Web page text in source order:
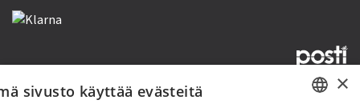
Copyright © 2019 This site is Licensed to 377 Sport AB TietosuojakäytäntöEvästeet
×
sivusto käyttää evästeitä